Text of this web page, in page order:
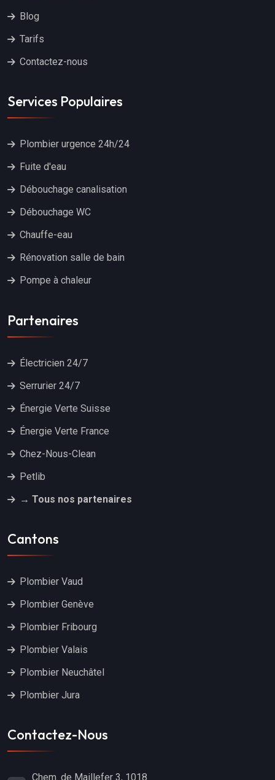
Blog
Tarifs
Contactez-nous
Services Populaires
Plombier urgence 24h/24
Fuite d'eau
Débouchage canalisation
Débouchage WC
Chauffe-eau
Rénovation salle de bain
Pompe à chaleur
Partenaires
Électricien 24/7
Serrurier 24/7
Énergie Verte Suisse
Énergie Verte France
Chez-Nous-Clean
Petlib
→ Tous nos partenaires
Cantons
Plombier Vaud
Plombier Genève
Plombier Fribourg
Plombier Valais
Plombier Neuchâtel
Plombier Jura
Contactez-Nous
Chem. de Maillefer 3, 1018